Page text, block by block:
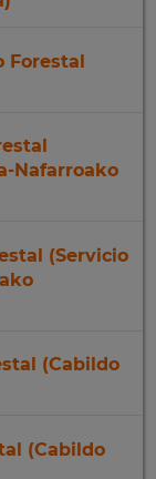
Forestal
Nafarroako
(Servicio
(Cabildo
(Cabildo